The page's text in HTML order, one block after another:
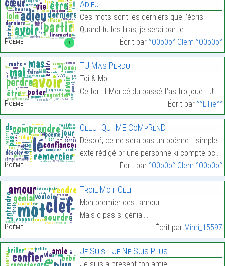
1
Poème:
Adieu…
Ces mots sont les derniers que j’écris
Quand tu les liras, je serai partie.…
Écrit par °O0o0o° Clem °O0o0o°
Poème:
TU Mas Perdu
Toi & Moi
Ce toi Et Moi cè du passé t’as tro joué… J’ai joué…
Écrit par °°Lillie°°
Poème:
CeLuI QuI ME CoMpRenD
Désolé, ce ne sera pas un poème. . simplement un t
exte rédigé pr une personne ki compte bcp a mes yx…
Écrit par °O0o0o° Clem °O0o0o°
Poème:
Troie Mot Clef
Mon premier cest amour
Mais c pas si génial…
Écrit par Mimi_15597
Je Suis… Je Ne Suis Plus…